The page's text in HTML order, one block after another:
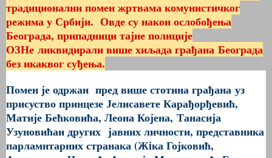
традиционални помен жртвама комунистичког
режима у Србији. Овде су након ослобођења
Београда, припадници тајне полиције
ОЗНе ликвидирали више хиљада грађана Београда
без икаквог суђења.
Помен је одржан пред више стотина грађана уз
присуство принцезе Јелисавете Карађорђевић,
Матије Бећковића, Леона Којена, Танасија
Узуновићаи других јавних личности, представника
парламнтарних странака (Жiка Гојковић,